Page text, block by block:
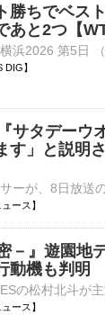
勝ちでベス
あと2つ【
】
サタデーウ
す」と説
ース】
－』遊園
動機も判明
ース】